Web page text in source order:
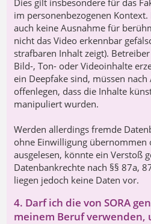
im personenbezogenen
auch keine Ausnahme für
nicht das Video erkennbar
strafbaren Inhalt zeigt).
Bild-, Ton- oder Videoinhalte
ein Deepfake sind, müssen nach
offenlegen, dass die Inhalte
manipuliert wurden.
Werden allerdings fremde
ohne Einwilligung übernommen
ausgelesen, könnte ein Verstoß
Datenbankrechte nach §§ 87a,
liegen jedoch keine Daten vor.
4. Darf ich die von SORA
meinem Beruf verwenden,